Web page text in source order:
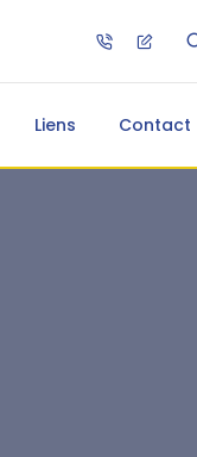
Liens Contact